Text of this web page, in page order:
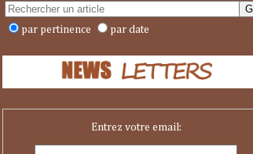
par pertinence par date
Entrez votre email: